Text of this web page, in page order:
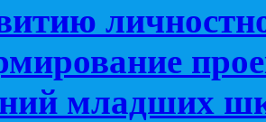
младших